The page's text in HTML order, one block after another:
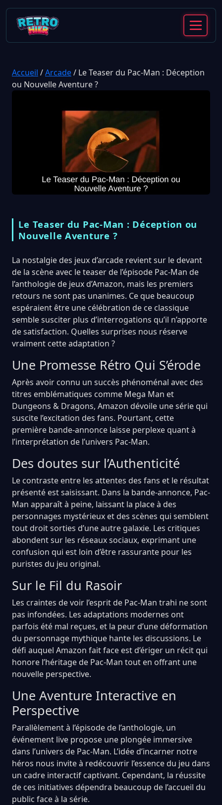
Accueil /Arcade/ Le Teaser du Pac-Man : Déception
ou Nouvelle Aventure ?
Le Teaser du Pac-Man : Déception ou
Nouvelle Aventure ?
La nostalgie des jeux d’arcade revient sur le devant
de la scène avec le teaser de l’épisode Pac-Man de
l’anthologie de jeux d’Amazon, mais les premiers
retours ne sont pas unanimes. Ce que beaucoup
espéraient être une célébration de ce classique
semble susciter plus d’interrogations qu’il n’apporte
de satisfaction. Quelles surprises nous réserve
vraiment cette adaptation ?
Une Promesse Rétro Qui S’érode
Après avoir connu un succès phénoménal avec des
titres emblématiques comme Mega Man et
Dungeons & Dragons, Amazon dévoile une série qui
suscite l’excitation des fans. Pourtant, cette
première bande-annonce laisse perplexe quant à
l’interprétation de l’univers Pac-Man.
Des doutes sur l’Authenticité
Le contraste entre les attentes des fans et le résultat
présenté est saisissant. Dans la bande-annonce, Pac-
Man apparaît à peine, laissant la place à des
personnages mystérieux et des scènes qui semblent
tout droit sorties d’une autre galaxie. Les critiques
abondent sur les réseaux sociaux, exprimant une
confusion qui est loin d’être rassurante pour les
puristes du jeu original.
Sur le Fil du Rasoir
Les craintes de voir l’esprit de Pac-Man trahi ne sont
pas infondées. Les adaptations modernes ont
parfois été mal reçues, et la peur d’une déformation
du personnage mythique hante les discussions. Le
défi auquel Amazon fait face est d’ériger un récit qui
honore l’héritage de Pac-Man tout en offrant une
nouvelle perspective.
Une Aventure Interactive en
Perspective
Parallèlement à l’épisode de l’anthologie, un
événement live propose une plongée immersive
dans l’univers de Pac-Man. L’idée d’incarner notre
héros nous invite à redécouvrir l’essence du jeu dans
un cadre interactif captivant. Cependant, la réussite
de ces initiatives dépendra beaucoup de l’accueil du
public face à la série.